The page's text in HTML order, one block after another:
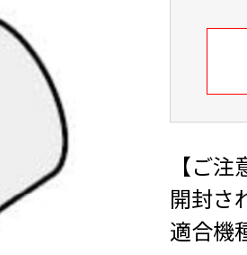
【ご注
開封さ
適合機